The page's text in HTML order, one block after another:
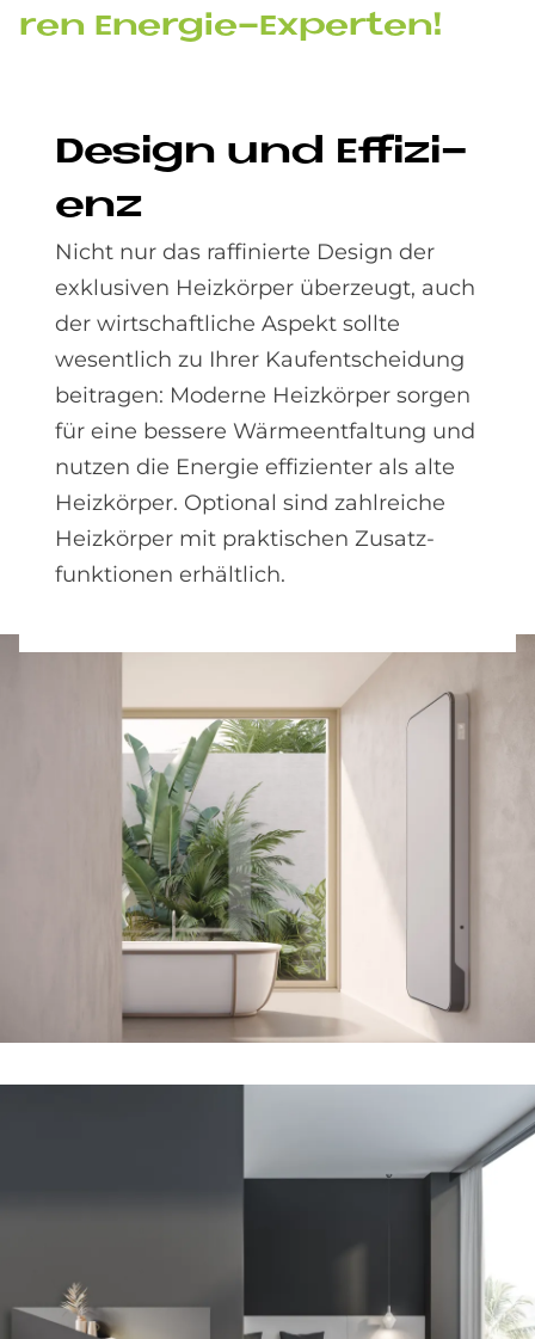
ren En­er­gie-Ex­per­ten!
De­sign und Ef­fi­zi­
enz
Nicht nur das raffinierte Design der
exklusiven Heizkörper überzeugt, auch
der wirtschaftliche Aspekt sollte
wesentlich zu Ihrer Kauf­entscheidung
beitragen: Moderne Heizkörper sorgen
für eine bessere Wärme­entfaltung und
nutzen die Energie effizienter als alte
Heizkörper. Optional sind zahlreiche
Heizkörper mit praktischen Zusatz­
funktionen erhältlich.